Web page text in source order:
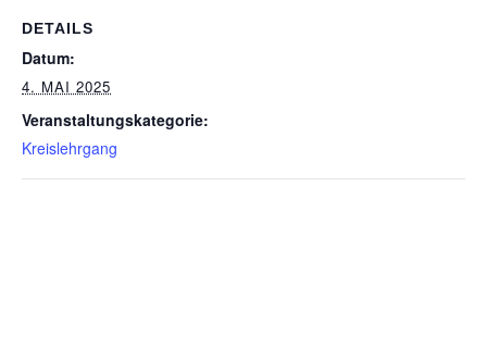
DETAILS
Datum:
4. MAI 2025
Veranstaltungskategorie:
Kreislehrgang